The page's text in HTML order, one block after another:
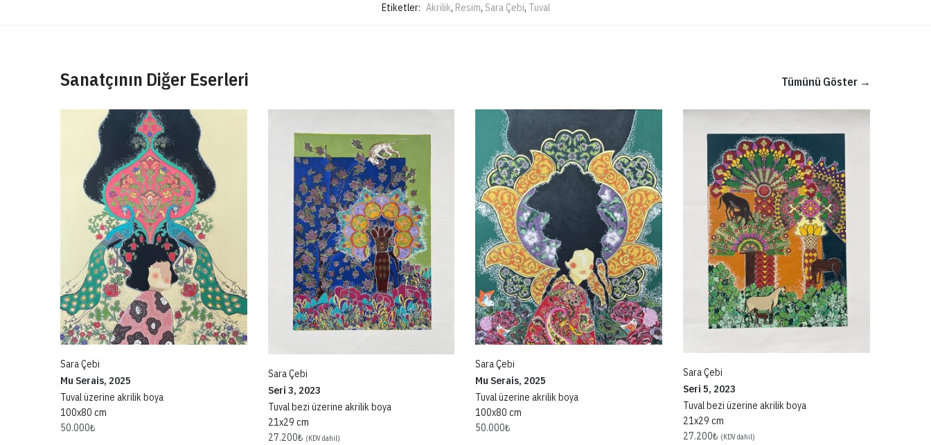
Etiketler: Akrilik, Resim, Sara Çebi, Tuval
Sanatçının Diğer Eserleri
Sara Çebi
Mu Serais, 2025
Tuval üzerine akrilik boya
100x80 cm
50.000₺
Sara Çebi
Seri 3, 2023
Tuval bezi üzerine akrilik boya
21x29 cm
27.200₺ (KDV dahil)
Sara Çebi
Mu Serais, 2025
Tuval üzerine akrilik boya
100x80 cm
50.000₺
Sara Çebi
Seri 5, 2023
Tuval bezi üzerine akrilik boya
21x29 cm
27.200₺ (KDV dahil)
Tümünü Göster →